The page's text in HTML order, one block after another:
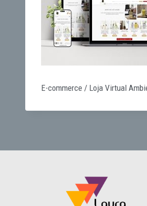
E-commerce / Loja Virtual